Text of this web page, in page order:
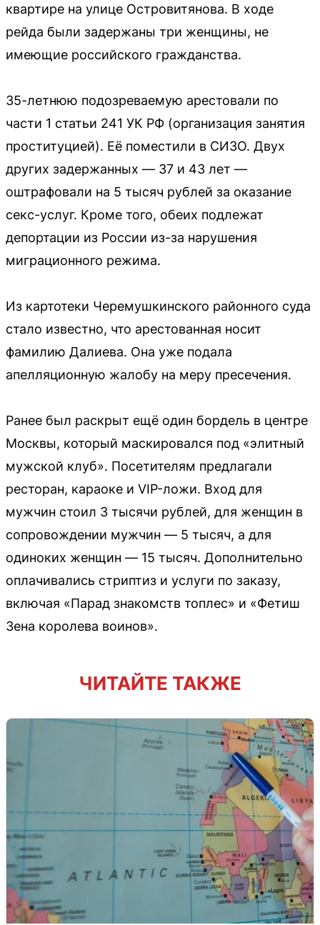
квартире на улице Островитянова. В ходе
рейда были задержаны три женщины, не
имеющие российского гражданства.
35-летнюю подозреваемую арестовали по
части 1 статьи 241 УК РФ (организация занятия
проституцией). Её поместили в СИЗО. Двух
других задержанных — 37 и 43 лет —
оштрафовали на 5 тысяч рублей за оказание
секс-услуг. Кроме того, обеих подлежат
депортации из России из-за нарушения
миграционного режима.
Из картотеки Черемушкинского районного суда
стало известно, что арестованная носит
фамилию Далиева. Она уже подала
апелляционную жалобу на меру пресечения.
Ранее был раскрыт ещё один бордель в центре
Москвы, который маскировался под «элитный
мужской клуб». Посетителям предлагали
ресторан, караоке и VIP-ложи. Вход для
мужчин стоил 3 тысячи рублей, для женщин в
сопровождении мужчин — 5 тысяч, а для
одиноких женщин — 15 тысяч. Дополнительно
оплачивались стриптиз и услуги по заказу,
включая «Парад знакомств топлес» и «Фетиш
Зена королева воинов».
ЧИТАЙТЕ ТАКЖЕ